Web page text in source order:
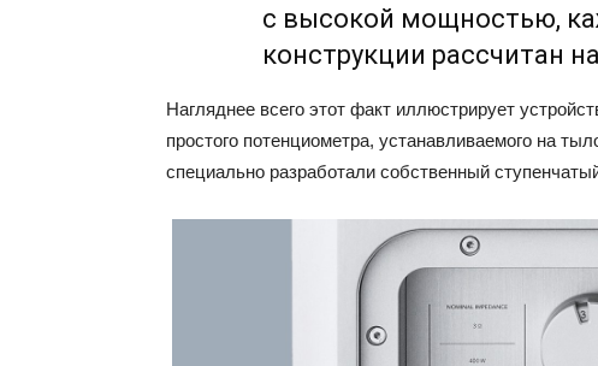
с высокой мощностью,
конструкции рассчитан
Нагляднее всего этот факт иллюстрирует
простого потенциометра, устанавливаемого на
специально разработали собственный